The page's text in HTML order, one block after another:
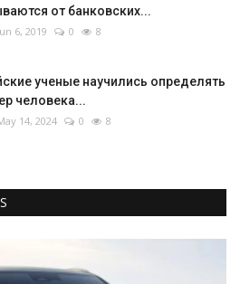
от банковских...
6, 2019 0 8
ученые научились определять
человека...
14, 2024 0 8